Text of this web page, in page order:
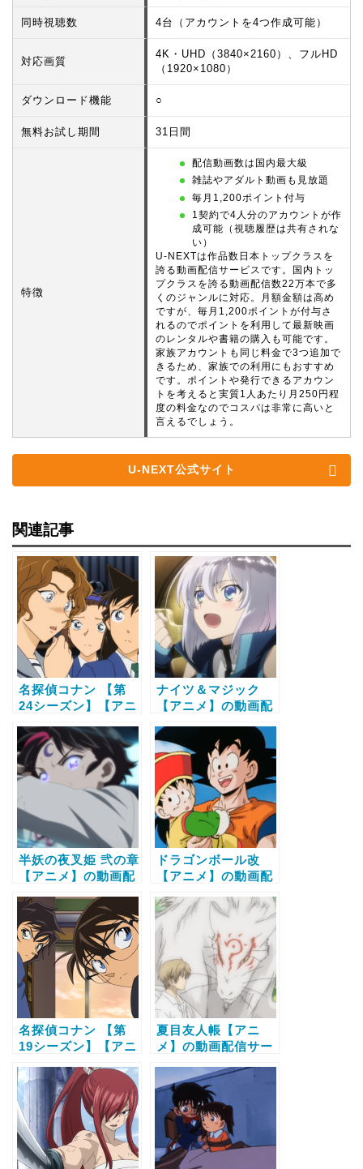
同時視聴数 4台（アカウントを4つ作成可能）
対応画質
4K・UHD（3840×2160）、フルHD
（1920×1080）
ダウンロード機能 ○
無料お試し期間 31日間
特徴
配信動画数は国内最大級
雑誌やアダルト動画も見放題
毎月1,200ポイント付与
1契約で4人分のアカウントが作
成可能（視聴履歴は共有されな
い）
U-NEXTは作品数日本トップクラスを
誇る動画配信サービスです。国内トッ
プクラスを誇る動画配信数22万本で多
くのジャンルに対応。月額金額は高め
ですが、毎月1,200ポイントが付与さ
れるのでポイントを利用して最新映画
のレンタルや書籍の購入も可能です。
家族アカウントも同じ料金で3つ追加で
きるため、家族での利用にもおすすめ
です。ポイントや発行できるアカウン
トを考えると実質1人あたり月250円程
度の料金なのでコスパは非常に高いと
言えるでしょう。
U-NEXT公式サイト
関連記事
名探偵コナン 【第
24シーズン】【アニ
ビス比較と無料で全
話視聴する方法
ナイツ＆マジック
【アニメ】の動画配
料で全話視聴する方
法
半妖の夜叉姫 弐の章
【アニメ】の動画配
料で全話視聴する方
法
ドラゴンボール改
【アニメ】の動画配
料で全話視聴する方
法
名探偵コナン 【第
19シーズン】【アニ
ビス比較と無料で全
話視聴する方法
夏目友人帳【アニ
メ】の動画配信サー
話視聴する方法